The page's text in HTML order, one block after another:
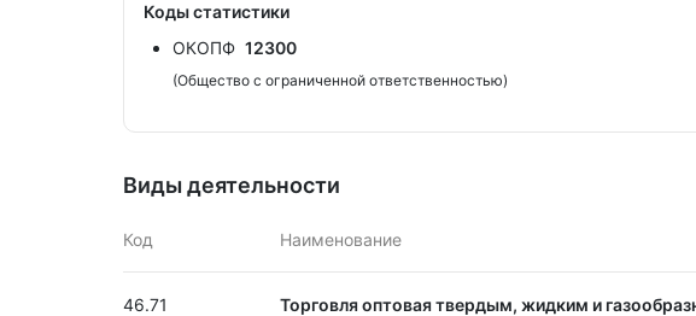
Коды статистики
ОКОПФ 12300
(Общество с ограниченной ответственностью)
Виды деятельности
Код Наименование
46.71 Торговля оптовая твердым, жидким и